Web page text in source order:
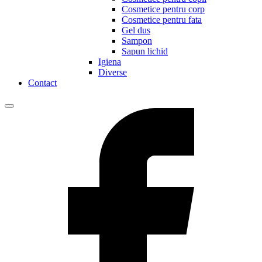
Cosmetice pentru corp
Cosmetice pentru fata
Gel dus
Sampon
Sapun lichid
Igiena
Diverse
Contact